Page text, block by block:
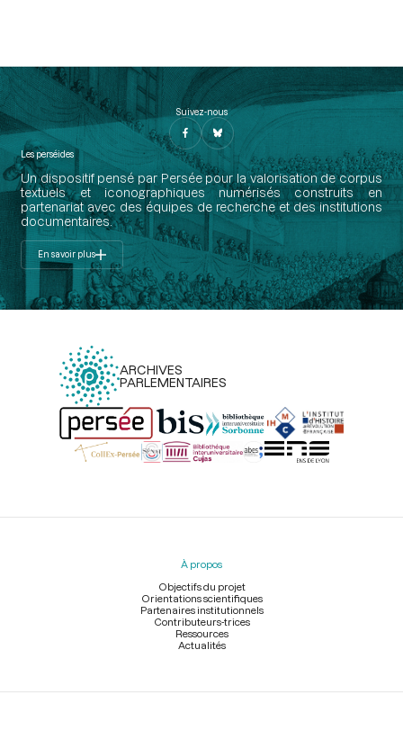
Suivez-nous
Les perséides
Un dispositif pensé par Persée pour la valorisation de corpus
textuels et iconographiques numérisés construits en
partenariat avec des équipes de recherche et des institutions
documentaires.
En savoir plus
ARCHIVES
PARLEMENTAIRES
Menu
À propos
Objectifs du projet
Orientations scientifiques
Partenaires institutionnels
Contributeurs-trices
Ressources
Actualités